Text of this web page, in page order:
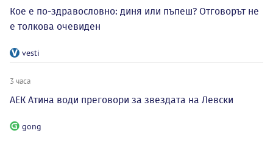
Кое е по-здравословно: диня или пъпеш? Отговорът не
е толкова очевиден
vesti
3 часа
АЕК Атина води преговори за звездата на Левски
gong